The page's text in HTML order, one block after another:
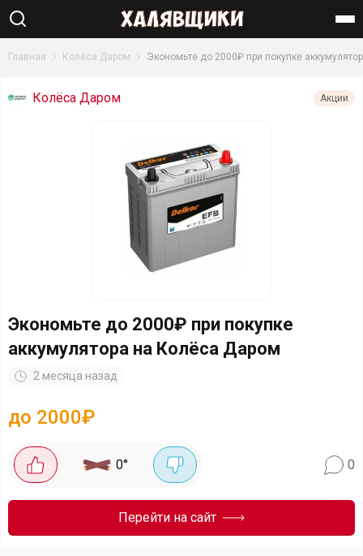
Найти
Главная Колёса Даром Экономьте до 2000₽ при покупке
Колёса Даром Акции
Экономьте до 2000₽ при покупке
аккумулятора на Колёса Даром
2 месяца назад
до 2000₽
0° 0
Перейти на сайт